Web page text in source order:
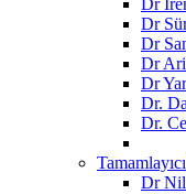
Dr
Dr
Dr
Dr
Dr.
Dr.
Dr